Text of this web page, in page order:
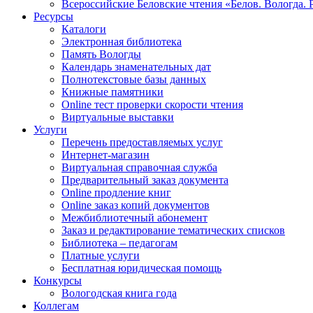
Всероссийские Беловские чтения «Белов. Вологда.
Ресурсы
Каталоги
Электронная библиотека
Память Вологды
Календарь знаменательных дат
Полнотекстовые базы данных
Книжные памятники
Online тест проверки скорости чтения
Виртуальные выставки
Услуги
Перечень предоставляемых услуг
Интернет-магазин
Виртуальная справочная служба
Предварительный заказ документа
Online продление книг
Online заказ копий документов
Межбиблиотечный абонемент
Заказ и редактирование тематических списков
Библиотека – педагогам
Платные услуги
Бесплатная юридическая помощь
Конкурсы
Вологодская книга года
Коллегам